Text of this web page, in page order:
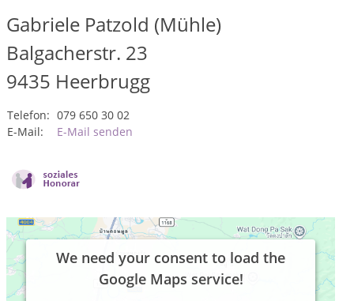
Gabriele Patzold (Mühle)
Balgacherstr. 23
9435 Heerbrugg
Telefon: 079 650 30 02
E-Mail:
E-Mail senden
We need your consent to load the
Google Maps service!